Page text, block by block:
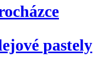
pastely